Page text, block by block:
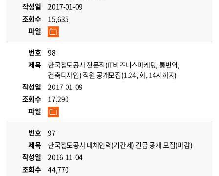
작성일
2017-01-09
조회수
15,635
파일
번호
98
제목
한국철도공사 전문직(IT비즈니스마케팅, 통번역,
건축디자인) 직원 공개모집(1.24, 화, 14시까지)
작성일
2017-01-09
조회수
17,290
파일
번호
97
제목
한국철도공사 대체인력(기간제) 긴급 공개 모집(마감)
작성일
2016-11-04
조회수
44,770